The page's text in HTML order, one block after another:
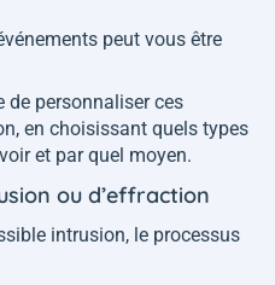
peut vous être
personnaliser ces
en choisissant quels types
et par quel moyen.
ou d’effraction
intrusion, le processus